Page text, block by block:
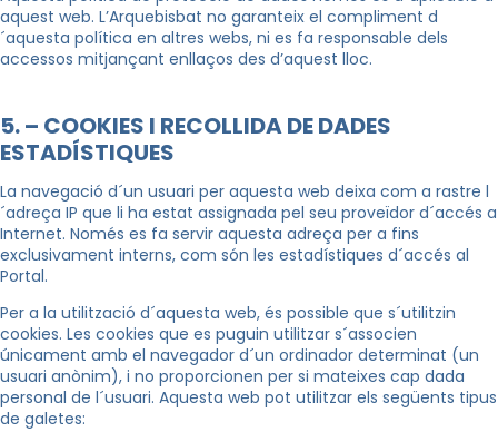
aquest web. L’Arquebisbat no garanteix el compliment d
´aquesta política en altres webs, ni es fa responsable dels
accessos mitjançant enllaços des d’aquest lloc.
5. – COOKIES I RECOLLIDA DE DADES
ESTADÍSTIQUES
La navegació d´un usuari per aquesta web deixa com a rastre l
´adreça IP que li ha estat assignada pel seu proveïdor d´accés a
Internet. Només es fa servir aquesta adreça per a fins
exclusivament interns, com són les estadístiques d´accés al
Portal.
Per a la utilització d´aquesta web, és possible que s´utilitzin
cookies. Les cookies que es puguin utilitzar s´associen
únicament amb el navegador d´un ordinador determinat (un
usuari anònim), i no proporcionen per si mateixes cap dada
personal de l´usuari. Aquesta web pot utilitzar els següents tipus
de galetes: